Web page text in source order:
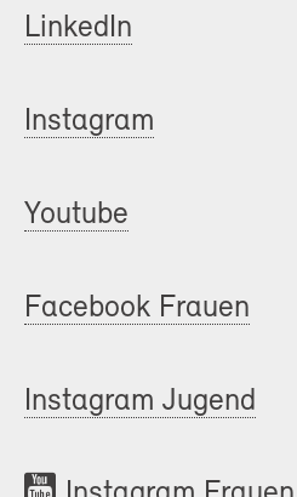
LinkedIn
Instagram
Youtube
Facebook Frauen
Instagram Jugend